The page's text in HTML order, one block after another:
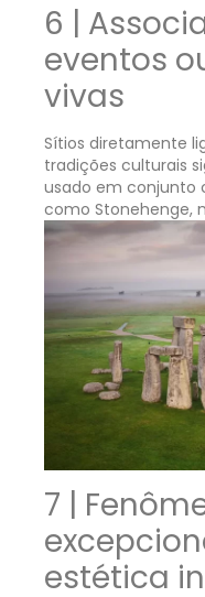
6 |
eventos
vivas
Sítios diretamente
tradições culturais
usado em conjunto
como Stonehenge,
7 |
estética